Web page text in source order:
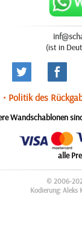
(ist in
• Politik des
Wandschablonen
alle
© 2006-
Kodierung: Aleks